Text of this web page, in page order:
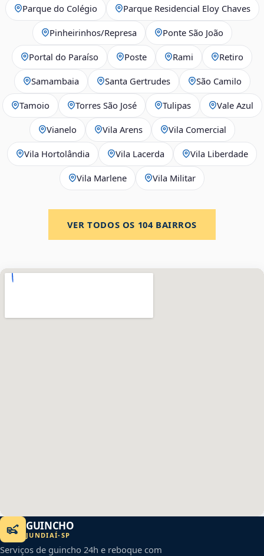
Parque do Colégio Parque Residencial Eloy Chaves
Pinheirinhos/Represa Ponte São João
Portal do Paraíso Poste Rami Retiro
Samambaia Santa Gertrudes São Camilo
Tamoio Torres São José Tulipas Vale Azul
Vianelo Vila Arens Vila Comercial
Vila Hortolândia Vila Lacerda Vila Liberdade
Vila Marlene Vila Militar
VER TODOS OS 104BAIRROS
GUINCHO
JUNDIAÍ-SP
Serviços de guincho 24h e reboque com